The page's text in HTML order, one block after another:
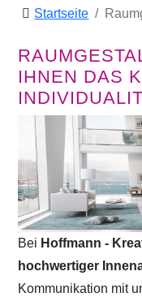
Startseite
IHNEN DAS
Bei Hoffmann -
hochwertiger
Kommunikation mit